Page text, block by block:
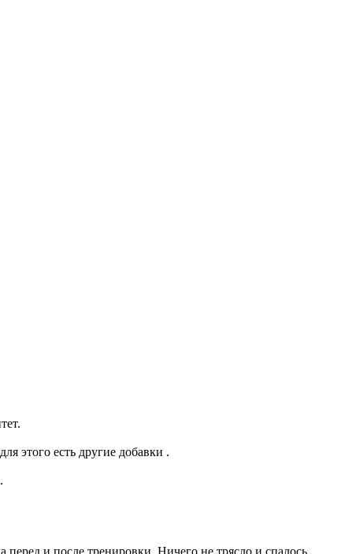
этого есть другие добавки .
и после тренировки. Ничего не трясло и спалось